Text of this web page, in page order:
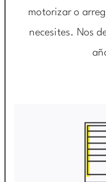
motorizar o
necesites. Nos